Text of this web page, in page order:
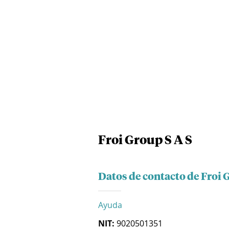
Froi Group S A S
Datos de contacto de Froi
Ayuda
NIT: 9020501351